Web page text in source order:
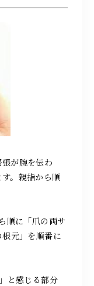
が腕を伝わ
。親指から順
順に「爪の両サ
元」を順番に
と感じる部分